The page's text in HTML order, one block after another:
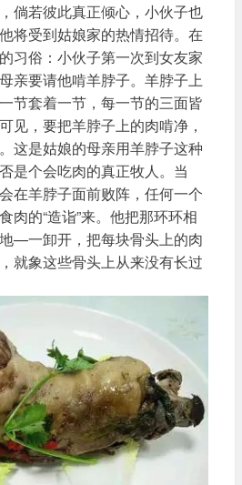
若彼此真正倾心，小伙子也
将受到姑娘家的热情招待。在
习俗：小伙子第一次到女友家
亲要请他啃羊脖子。羊脖子上
节套着一节，每一节的三面皆
见，要把羊脖子上的肉啃净，
这是姑娘的母亲用羊脖子这种
是个会吃肉的真正牧人。当
在羊脖子面前败阵，任何一个
肉的“造诣”来。他把那环环相
—一卸开，把每块骨头上的肉
就象这些骨头上从来没有长过